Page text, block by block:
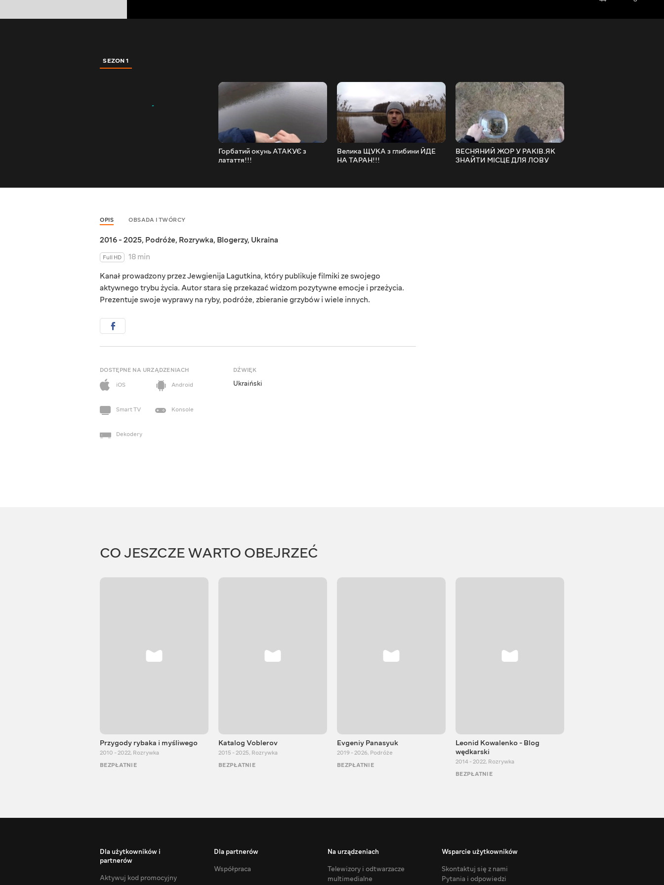
SEZON 1
Горбатий окунь АТАКУЄ з
латаття!!!
Велика ЩУКА з глибини ЙДЕ
НА ТАРАН!!!
ВЕСНЯНИЙ ЖОР У РАКІВ.ЯК
ЗНАЙТИ МІСЦЕ ДЛЯ ЛОВУ
OPIS OBSADA I TWÓRCY
2016 - 2025, Podróże, Rozrywka, Blogerzy, Ukraina
Full HD
18 min
Kanał prowadzony przez Jewgienija Lagutkina, który publikuje filmiki ze swojego
aktywnego trybu życia. Autor stara się przekazać widzom pozytywne emocje i przeżycia.
Prezentuje swoje wyprawy na ryby, podróże, zbieranie grzybów i wiele innych.
DOSTĘPNE NA URZĄDZENIACH
iOS
Android
Smart TV Konsole
Dekodery
DŹWIĘK
Ukraiński
CO JESZCZE WARTO OBEJRZEĆ
Przygody rybaka i myśliwego
2010 - 2022, Rozrywka
BEZPŁATNIE
Katalog Voblerov
2015 - 2025, Rozrywka
BEZPŁATNIE
Evgeniy Panasyuk
2019 - 2026, Podróże
BEZPŁATNIE
Leonid Kowalenko - Blog
wędkarski
2014 - 2022, Rozrywka
BEZPŁATNIE
Dla użytkowników i
partnerów
Aktywuj kod promocyjny
Dla partnerów
Współpraca
Na urządzeniach
Telewizory i odtwarzacze
multimedialne
Wsparcie użytkowników
Skontaktuj się z nami
Pytania i odpowiedzi